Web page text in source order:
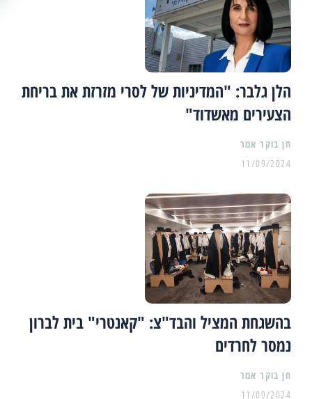
הלן גלבר: "המדיניות של לסרי מזרזת את בריחת
הצעירים מאשדוד"
11/09/2024
בהשגחת המציל והבד"צ: "קאנטרי" בית לברון
נמסר לחרדים
11/09/2024